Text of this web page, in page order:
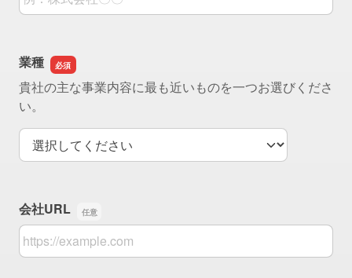
業種
貴社の主な事業内容に最も近いものを一つお選びくださ
い。
業種
会社URL
会社URL